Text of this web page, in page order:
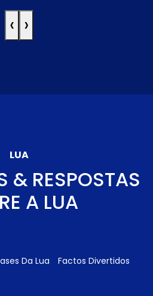
‹ ›
LUA
& RESPOSTAS
A LUA
Da Lua Factos Divertidos